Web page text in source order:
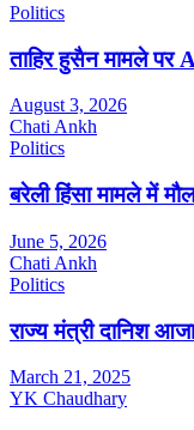
Politics
ताहिर हुसैन मामले
August 3, 2026
Chati Ankh
Politics
बरेली हिंसा मामले में
June 5, 2026
Chati Ankh
Politics
राज्य मंत्री दानिश
March 21, 2025
YK Chaudhary